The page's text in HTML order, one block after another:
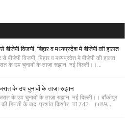
विजयी, बिहार व मध्यप्रदेश मे बीजेपी की हालत
विजयी, बिहार व मध्यप्रदेश मे बीजेपी की हालत
के उप चुनावों के ताज़ा रुझान नई दिल्ली।।...
के उप चुनावों के ताज़ा रुझान
के उप चुनावों के ताज़ा रुझान नई दिल्ली।। बाँकीपुर
की गिनती के बाद प्रशांत किशोर 31742 (+89...